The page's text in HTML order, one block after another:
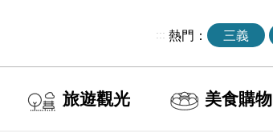
::: 熱門： 三義
旅遊觀光 美食購物